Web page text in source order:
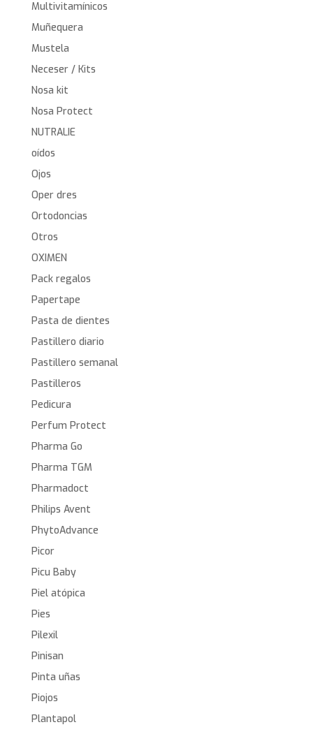
Multivitamínicos
Muñequera
Mustela
Neceser / Kits
Nosa kit
Nosa Protect
NUTRALIE
oídos
Ojos
Oper dres
Ortodoncias
Otros
OXIMEN
Pack regalos
Papertape
Pasta de dientes
Pastillero diario
Pastillero semanal
Pastilleros
Pedicura
Perfum Protect
Pharma Go
Pharma TGM
Pharmadoct
Philips Avent
PhytoAdvance
Picor
Picu Baby
Piel atópica
Pies
Pilexil
Pinisan
Pinta uñas
Piojos
Plantapol